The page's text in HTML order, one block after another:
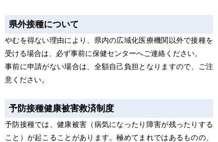
県外接種について
やむを得ない理由により、県内の広域化医療機関以外で接種を
受ける場合は、必ず事前に保健センターへご連絡ください。
事前に申請がない場合は、全額自己負担となりますので、ご注
意ください。
予防接種健康被害救済制度
予防接種では、健康被害（病気になったり障害が残ったりする
こと）が起こることがあります。極めてまれではあるものの、